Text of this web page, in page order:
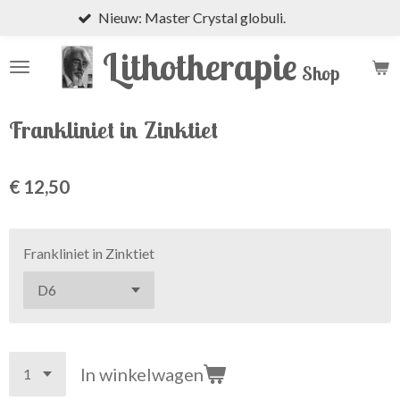
naar
Lithotherapie Shop
Nieuw: Master Crystal globuli.
Frankliniet in Zinktiet
€ 12,50
Frankliniet in Zinktiet
In winkelwagen